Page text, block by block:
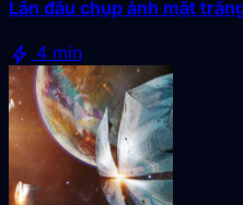
Lần đầu chụp ảnh mặt
bolt 4 min